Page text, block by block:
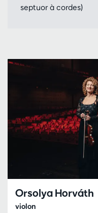
septuor à cordes)
Orsolya Horváth
violon